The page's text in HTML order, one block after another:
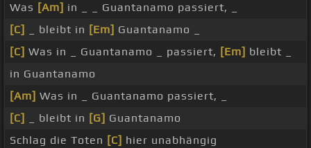
Was [Am] in _ _ Guantanamo passiert, _
[C]
_ bleibt in [Em] Guantanamo _
[C] Was in _ Guantanamo _ passiert, [Em] bleibt _
in Guantanamo
[Am] Was in _ Guantanamo passiert, _
[C]
_ bleibt in [G] Guantanamo
Schlag die Toten [C] hier unabhängig